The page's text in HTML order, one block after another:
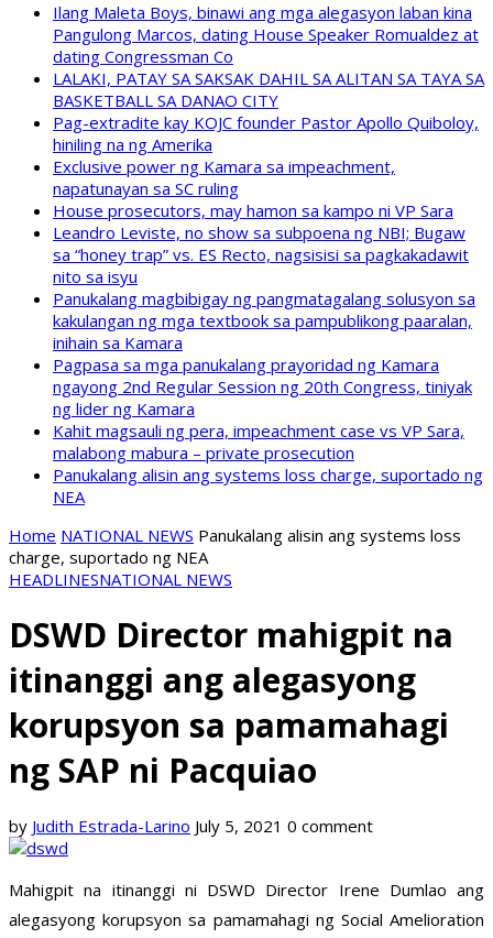
Ilang Maleta Boys, binawi ang mga alegasyon laban kina
Pangulong Marcos, dating House Speaker Romualdez at
dating Congressman Co
LALAKI, PATAY SA SAKSAK DAHIL SA ALITAN SA TAYA SA
BASKETBALL SA DANAO CITY
Pag-extradite kay KOJC founder Pastor Apollo Quiboloy,
hiniling na ng Amerika
Exclusive power ng Kamara sa impeachment,
napatunayan sa SC ruling
House prosecutors, may hamon sa kampo ni VP Sara
Leandro Leviste, no show sa subpoena ng NBI; Bugaw
sa “honey trap” vs. ES Recto, nagsisisi sa pagkakadawit
nito sa isyu
Panukalang magbibigay ng pangmatagalang solusyon sa
kakulangan ng mga textbook sa pampublikong paaralan,
inihain sa Kamara
Pagpasa sa mga panukalang prayoridad ng Kamara
ngayong 2nd Regular Session ng 20th Congress, tiniyak
ng lider ng Kamara
Kahit magsauli ng pera, impeachment case vs VP Sara,
malabong mabura – private prosecution
Panukalang alisin ang systems loss charge, suportado ng
NEA
Home NATIONAL NEWS Panukalang alisin ang systems loss
charge, suportado ng NEA
HEADLINESNATIONAL NEWS
DSWD Director mahigpit na
itinanggi ang alegasyong
korupsyon sa pamamahagi
ng SAP ni Pacquiao
by Judith Estrada-Larino July 5, 2021 0 comment
Mahigpit na itinanggi ni DSWD Director Irene Dumlao ang
alegasyong korupsyon sa pamamahagi ng Social Amelioration